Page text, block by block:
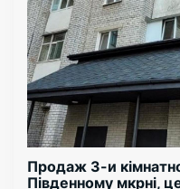
Перегляд у зручний
Продаж 3-и
Південному мкрні,